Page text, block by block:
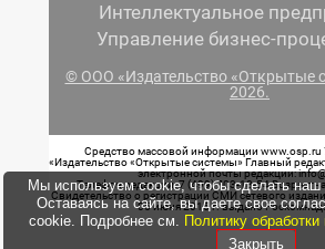
Интеллектуальное
Управление бизнес-
© ООО «Издательство «Открытые
2026.
Средство массовой информации www.osp.ru
«Издательство «Открытые системы» Главный
электронной почты редакции:
Телефон редакции: 7 (499) 703-18-54
Свидетельство о регистрации СМИ сетевого
05 июня 2015 г. выдано
Мы используем cookie, чтобы сделать наш
Оставаясь на сайте, вы даете свое
cookie. Подробнее см. Политику
Закрыть